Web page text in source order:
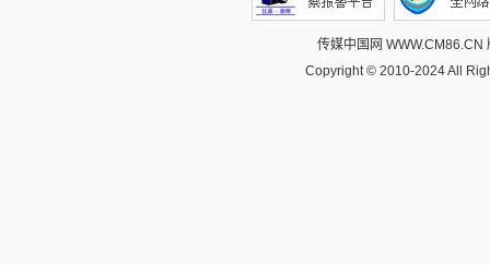
传媒中国网
Copyright © 2010-2024 All